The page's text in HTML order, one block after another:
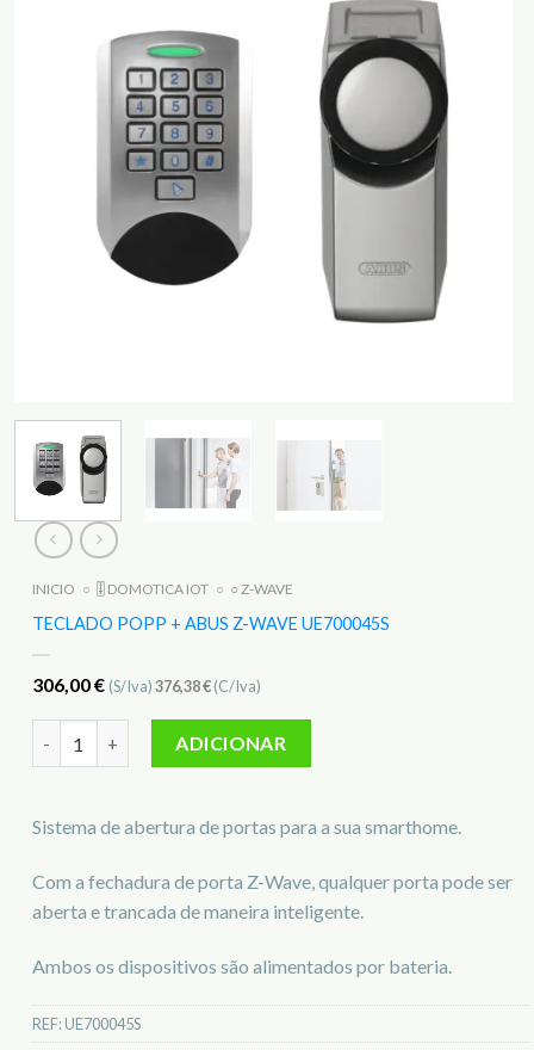
INICIO ○ 🎚️ DOMOTICA IOT ○ ○ Z-WAVE
TECLADO POPP + ABUS Z-WAVE UE700045S
306,00€ (S/Iva)376,38€(C/Iva)
ADICIONAR
Sistema de abertura de portas para a sua smarthome.
Com a fechadura de porta Z-Wave, qualquer porta pode ser
aberta e trancada de maneira inteligente.
Ambos os dispositivos são alimentados por bateria.
REF:UE700045S